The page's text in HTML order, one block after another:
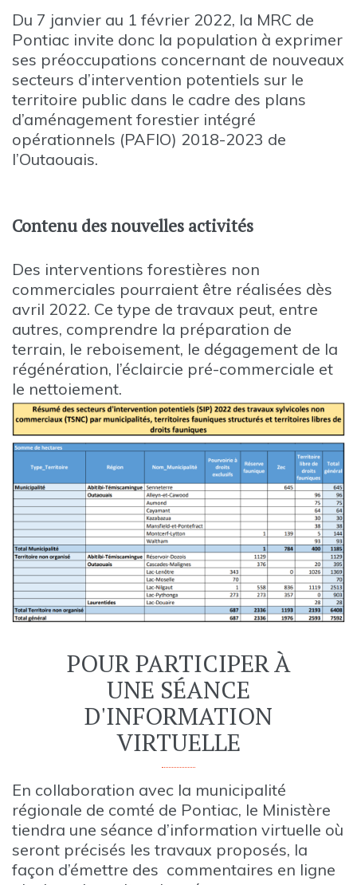
Du 7 janvier au 1 février 2022, la MRC de
Pontiac invite donc la population à exprimer
ses préoccupations concernant de nouveaux
secteurs d’intervention potentiels sur le
territoire public dans le cadre des plans
d’aménagement forestier intégré
opérationnels (PAFIO) 2018-2023 de
l’Outaouais.
Contenu des nouvelles activités
Des interventions forestières non
commerciales pourraient être réalisées dès
avril 2022. Ce type de travaux peut, entre
autres, comprendre la préparation de
terrain, le reboisement, le dégagement de la
régénération, l’éclaircie pré-commerciale et
le nettoiement.
POUR PARTICIPER À
UNE SÉANCE
D'INFORMATION
VIRTUELLE
En collaboration avec la municipalité
régionale de comté de Pontiac, le Ministère
tiendra une séance d’information virtuelle où
seront précisés les travaux proposés, la
façon d’émettre des commentaires en ligne